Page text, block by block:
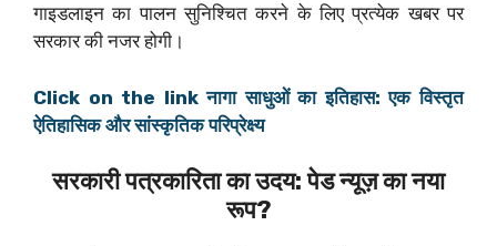
गाइडलाइन का पालन सुनिश्चित करने के लिए प्रत्येक खबर पर
सरकार की नजर होगी।
Click on the link नागा साधुओं का इतिहास: एक विस्तृत
ऐतिहासिक और सांस्कृतिक परिप्रेक्ष्य
सरकारी पत्रकारिता का उदय: पेड न्यूज़ का नया
रूप?